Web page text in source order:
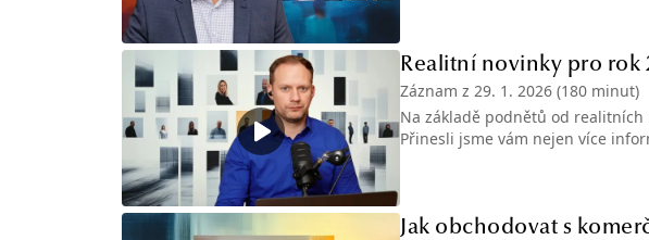
Realitní novinky pro rok
Záznam z 29. 1. 2026 (180 minut)
Na základě podnětů od
Přinesli jsme vám nejen více
Jak obchodovat s